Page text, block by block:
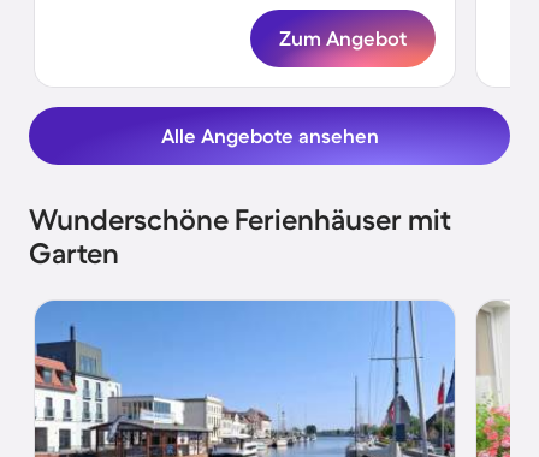
Zum Angebot
Alle Angebote ansehen
Wunderschöne Ferienhäuser mit
Garten